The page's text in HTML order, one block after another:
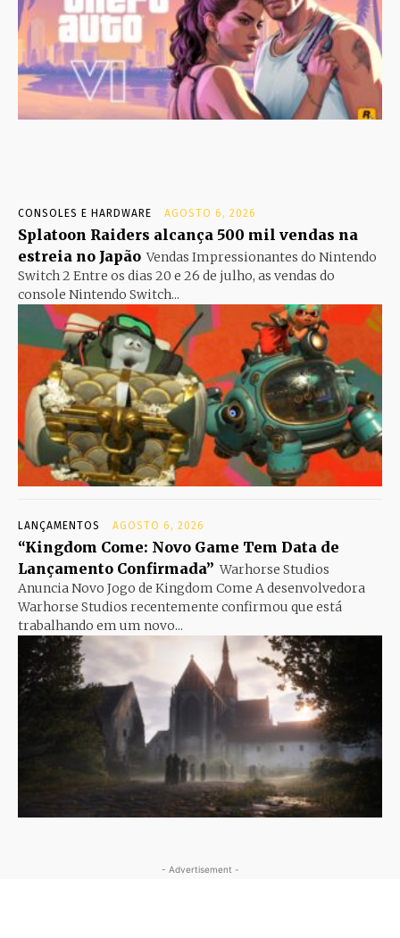
CONSOLES E HARDWARE AGOSTO 6, 2026
Splatoon Raiders alcança 500 mil vendas na
estreia no Japão Vendas Impressionantes do Nintendo
Switch 2 Entre os dias 20 e 26 de julho, as vendas do
console Nintendo Switch...
LANÇAMENTOS AGOSTO 6, 2026
“Kingdom Come: Novo Game Tem Data de
Lançamento Confirmada” Warhorse Studios
Anuncia Novo Jogo de Kingdom Come A desenvolvedora
Warhorse Studios recentemente confirmou que está
trabalhando em um novo...
- Advertisement -